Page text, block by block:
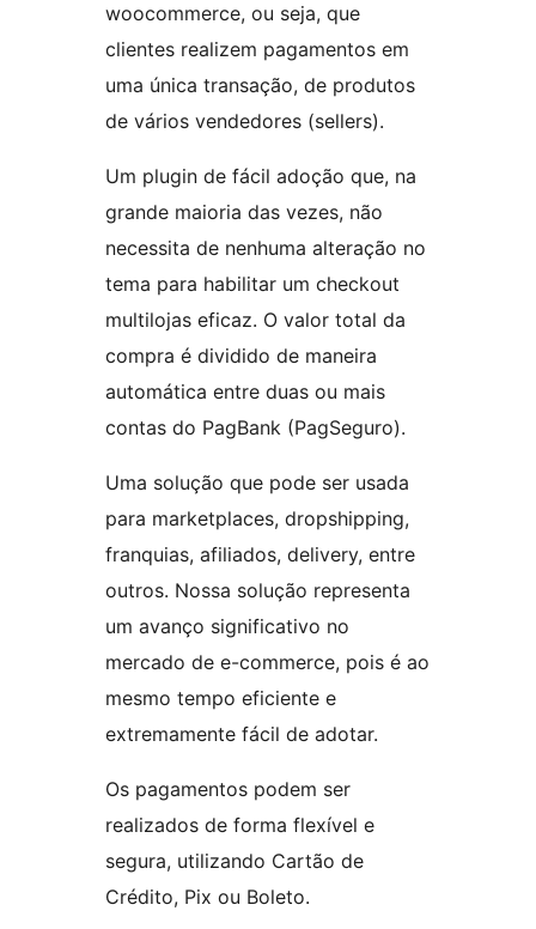
woocommerce, ou seja, que
clientes realizem pagamentos em
uma única transação, de produtos
de vários vendedores (sellers).
Um plugin de fácil adoção que, na
grande maioria das vezes, não
necessita de nenhuma alteração no
tema para habilitar um checkout
multilojas eficaz. O valor total da
compra é dividido de maneira
automática entre duas ou mais
contas do PagBank (PagSeguro).
Uma solução que pode ser usada
para marketplaces, dropshipping,
franquias, afiliados, delivery, entre
outros. Nossa solução representa
um avanço significativo no
mercado de e-commerce, pois é ao
mesmo tempo eficiente e
extremamente fácil de adotar.
Os pagamentos podem ser
realizados de forma flexível e
segura, utilizando Cartão de
Crédito, Pix ou Boleto.